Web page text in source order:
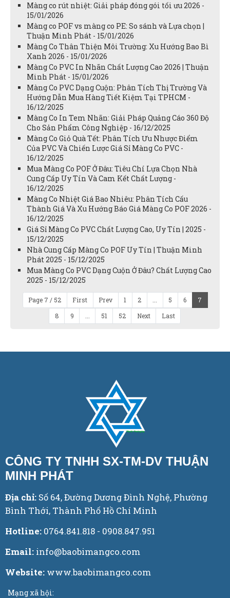
Màng co rút nhiệt: Giải pháp đóng gói tối ưu 2026 -
15/01/2026
Màng co POF vs màng co PE: So sánh và Lựa chọn |
Thuận Minh Phát - 15/01/2026
Màng Co Thân Thiện Môi Trường: Xu Hướng Bao Bì
Xanh 2026 - 15/01/2026
Màng Co PVC In Nhãn Chất Lượng Cao 2026 | Thuận
Minh Phát - 15/01/2026
Màng Co PVC Dạng Cuộn: Phân Tích Thị Trường Và
Hướng Dẫn Mua Hàng Tiết Kiệm Tại TPHCM -
16/12/2025
Màng Co In Tem Nhãn: Giải Pháp Quảng Cáo 360 Độ
Cho Sản Phẩm Công Nghiệp - 16/12/2025
Màng Co Giỏ Quà Tết: Phân Tích Ưu Nhược Điểm
Của PVC Và Chiến Lược Giá Sỉ Màng Co PVC -
16/12/2025
Mua Màng Co POF Ở Đâu: Tiêu Chí Lựa Chọn Nhà
Cung Cấp Uy Tín Và Cam Kết Chất Lượng -
16/12/2025
Màng Co Nhiệt Giá Bao Nhiêu: Phân Tích Cấu
Thành Giá Và Xu Hướng Báo Giá Màng Co POF 2026 -
16/12/2025
Giá Sỉ Màng Co PVC Chất Lượng Cao, Uy Tín | 2025 -
15/12/2025
Nhà Cung Cấp Màng Co POF Uy Tín | Thuận Minh
Phát 2025 - 15/12/2025
Mua Màng Co PVC Dạng Cuộn Ở Đâu? Chất Lượng Cao
2025 - 15/12/2025
Page 7 / 52 First Prev 1 2 ... 5 6
7
8
9 ... 51 52 Next Last
CÔNG TY TNHH SX-TM-DV THUẬN
MINH PHÁT
Địa chỉ: Số 64, Đường Dương Đình Nghệ, Phường
Bình Thới, Thành Phố Hồ Chí Minh
Hotline: 0764.841.818 - 0908.847.951
Email: info@baobimangco.com
Website: www.baobimangco.com
Mạng xã hội: